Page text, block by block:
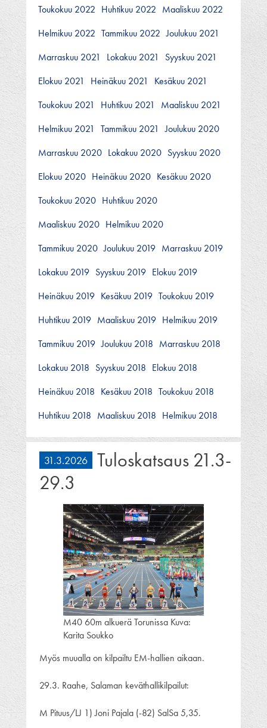
Toukokuu 2022 Huhtikuu 2022 Maaliskuu 2022
Helmikuu 2022 Tammikuu 2022 Joulukuu 2021
Marraskuu 2021
Lokakuu 2021
Syyskuu 2021
Elokuu 2021
Heinäkuu 2021
Kesäkuu 2021
Toukokuu 2021
Huhtikuu 2021
Maaliskuu 2021
Helmikuu 2021
Tammikuu 2021
Joulukuu 2020
Marraskuu 2020 Lokakuu 2020 Syyskuu 2020
Elokuu 2020 Heinäkuu 2020 Kesäkuu 2020
Toukokuu 2020 Huhtikuu 2020
Maaliskuu 2020 Helmikuu 2020
Tammikuu 2020 Joulukuu 2019 Marraskuu 2019
Lokakuu 2019 Syyskuu 2019 Elokuu 2019
Heinäkuu 2019 Kesäkuu 2019 Toukokuu 2019
Huhtikuu 2019 Maaliskuu 2019 Helmikuu 2019
Tammikuu 2019 Joulukuu 2018 Marraskuu 2018
Lokakuu 2018 Syyskuu 2018 Elokuu 2018
Heinäkuu 2018 Kesäkuu 2018 Toukokuu 2018
Huhtikuu 2018 Maaliskuu 2018 Helmikuu 2018
31.3.2026
Tuloskatsaus 21.3-
29.3
M40 60m alkuerä Torunissa Kuva:
Karita Soukko
Myös muualla on kilpailtu EM-hallien aikaan.
29.3. Raahe, Salaman keväthallikilpailut:
M Pituus/LJ 1) Joni Pajala (-82) SalSa 5,35.